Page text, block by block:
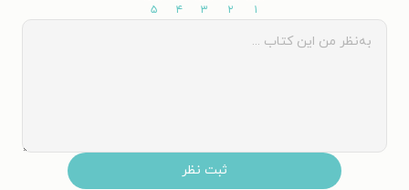
۱ ۲ ۳ ۴ ۵
ثبت نظر